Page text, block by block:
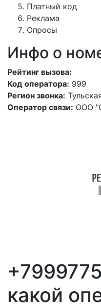
Платный код
Реклама
Опросы
Инфо о
Рейтинг вызова:
Код оператора: 999
Регион звонка:
Оператор связи: ООО
какой